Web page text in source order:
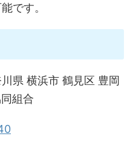
です。
県 横浜市 鶴見区 豊岡
組合